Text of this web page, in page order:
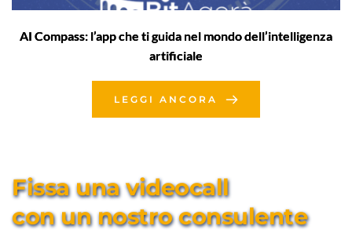
AI Compass: l’app che ti guida nel mondo dell’intelligenza
artificiale
LEGGI ANCORA
Fissa una videocall
con un nostro consulente